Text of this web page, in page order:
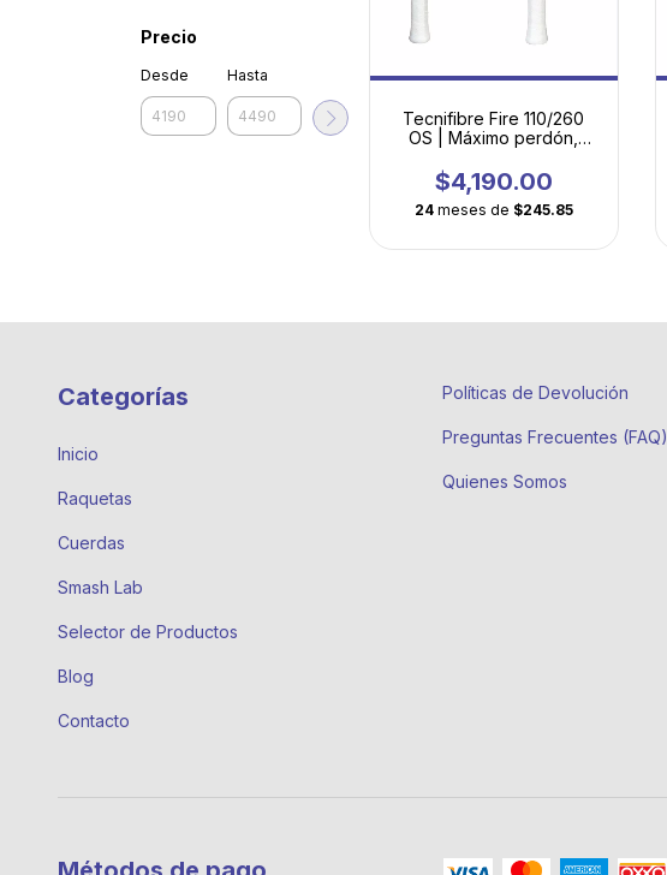
Precio
Desde Hasta
Tecnifibre Fire 110/260
OS | Máximo perdón,
maniobrabilidad
$4,190.00
24 meses de $245.85
Categorías
Inicio
Raquetas
Cuerdas
Smash Lab
Selector de Productos
Blog
Contacto
Políticas de Devolución
Preguntas Frecuentes (FAQ)
Quienes Somos